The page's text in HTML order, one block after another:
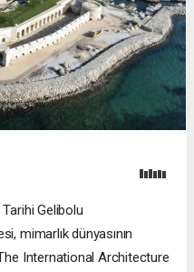
Tarihi Gelibolu
mimarlık dünyasının
International Architecture